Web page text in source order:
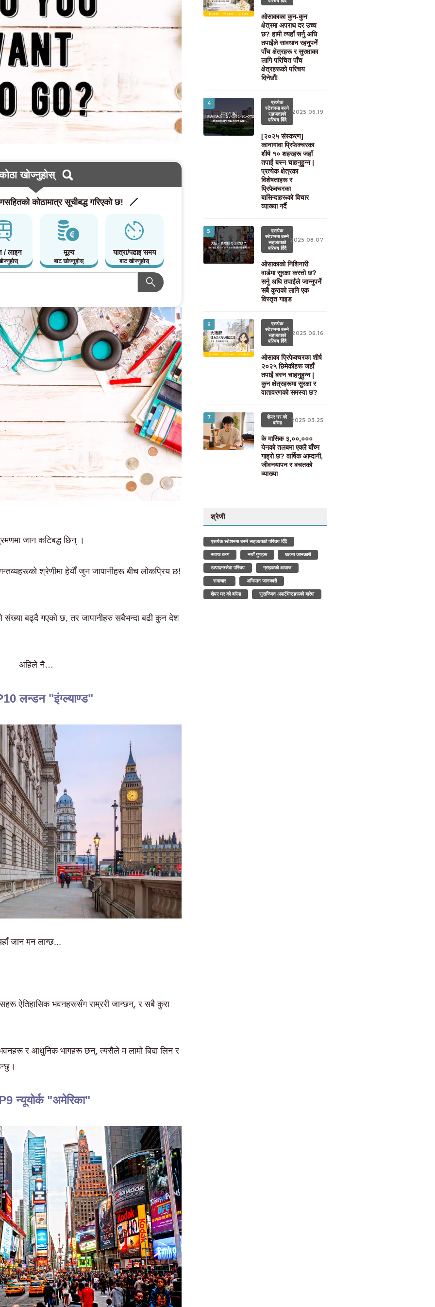
खोज्नुहोस्
कोठामात्र सूचीबद्ध गरिएको छ!
/ लाइन मूल्य
बाट खोज्नुहोस्
यात्रा/पढाइ समय
बाट खोज्नुहोस्
जान कटिबद्ध छिन् ।
श्रेणीमा हेर्यौं जुन जापानीहरू बीच लोकप्रिय छ!
संख्या बढ्दै गएको छ, तर जापानीहरु सबैभन्दा बढी कुन देश
अहिले नै…
लन्डन "इंग्ल्याण्ड"
जान मन लाग्छ...
ऐतिहासिक भवनहरूसँग राम्ररी जान्छन्, र सबै कुरा
र आधुनिक भागहरू छन्, त्यसैले म लामो बिदा लिन र
न्यूयोर्क "अमेरिका"
ओसाकाका कुन-कुन
क्षेत्रमा अपराध दर उच्च
छ? हामी त्यहाँ सर्नु अघि
तपाईंले सावधान रहनुपर्ने
पाँच क्षेत्रहरू र सुरक्षाका
लागि परिचित पाँच
क्षेत्रहरूको परिचय
दिनेछौं!
4
प्रत्येक
स्टेशनमा बस्ने
सहजताको
परिचय दिँदै
2025.06.19
[२०२५ संस्करण]
कानागावा प्रिफेक्चरका
शीर्ष १० शहरहरू जहाँ
तपाईं बस्न चाहनुहुन्न |
प्रत्येक क्षेत्रका
विशेषताहरू र
प्रिफेक्चरका
बासिन्दाहरूको विचार
व्याख्या गर्दै
5
प्रत्येक
स्टेशनमा बस्ने
सहजताको
परिचय दिँदै
2025.08.07
ओसाकाको निशिनारी
वार्डमा सुरक्षा कस्तो छ?
सर्नु अघि तपाईंले जान्नुपर्ने
सबै कुराको लागि एक
विस्तृत गाइड
6
प्रत्येक
स्टेशनमा बस्ने
सहजताको
परिचय दिँदै
2025.06.16
ओसाका प्रिफेक्चरका शीर्ष
२०२५ छिमेकीहरू जहाँ
तपाईं बस्न चाहनुहुन्न |
कुन क्षेत्रहरूमा सुरक्षा र
वातावरणको समस्या छ?
7
शेयर घर को
बारेमा
2025.03.25
के मासिक ३,००,०००
येनको तलबमा एक्लै बाँच्न
गाह्रो छ? वार्षिक आम्दानी,
जीवनयापन र बचतको
व्याख्या
श्रेणी
प्रत्येक स्टेशनमा बस्ने सहजताको परिचय दिँदै
स्टाफ ब्लग नयाँ गुणहरू घटना जानकारी
उत्पादन/सेवा परिचय ग्राहकको आवाज
समाचार अभियान जानकारी
शेयर घर को बारेमा सुसज्जित अपार्टमेन्टहरूको बारेमा